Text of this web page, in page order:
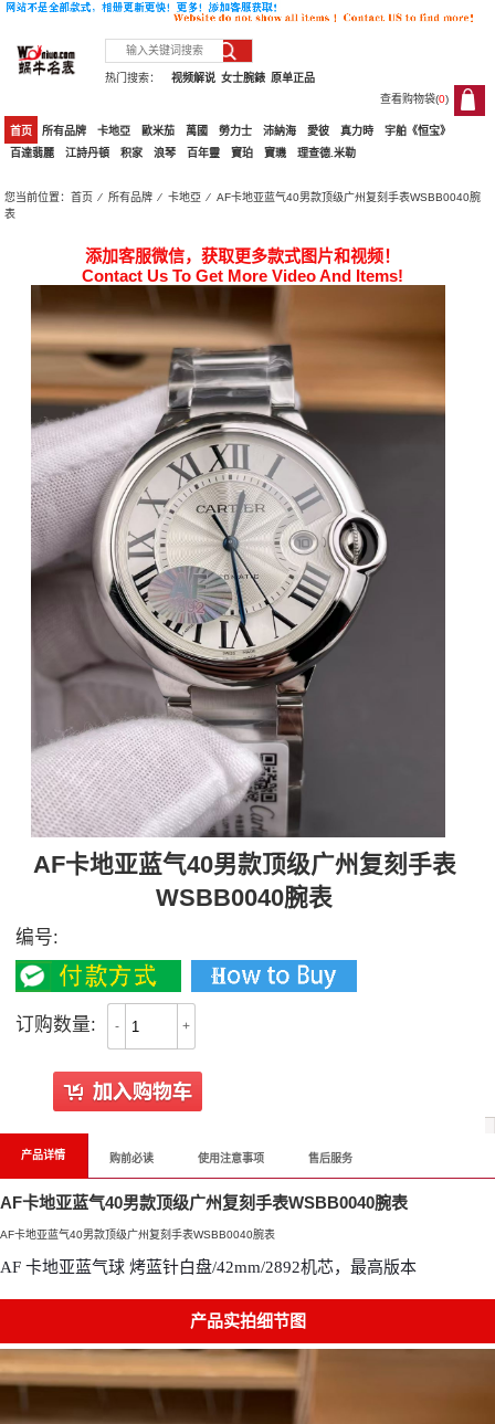
热门搜索： 原单正品
女士腕錶
视频解说
查看购物袋(0)
0
首页 所有品牌 卡地亞 歐米茄 萬國 勞力士 沛納海 愛彼 真力時
宇舶《恒宝》
百達翡麗
江詩丹頓 积家 浪琴 百年靈 寶珀 寶璣 理查德.米勒
您当前位置：首页 ⁄所有品牌 ⁄卡地亞 ⁄ AF卡地亚蓝气40男款顶级广州复刻手表WSBB0040腕
表
添加客服微信，获取更多款式图片和视频！
Contact Us To Get More Video And Items!
AF卡地亚蓝气40男款顶级广州复刻手表
WSBB0040腕表
编号:
订购数量: - +
产品详情 购前必读 使用注意事项 售后服务
AF卡地亚蓝气40男款顶级广州复刻手表WSBB0040腕表
AF卡地亚蓝气40男款顶级广州复刻手表WSBB0040腕表
AF 卡地亚蓝气球 烤蓝针白盘/42mm/2892机芯，最高版本
产品实拍细节图